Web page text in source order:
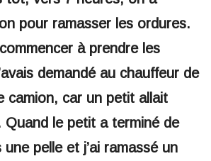
pour ramasser les ordures.
à prendre les
demandé au chauffeur de
camion, car un petit allait
Quand le petit a terminé de
une pelle et j’ai ramassé un